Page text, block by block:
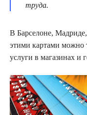
труда.
В Барселоне,
этими картами можно
услуги в магазинах и